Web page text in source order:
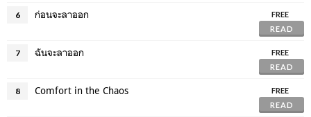
6 ก่อนจะลาออก
FREE
READ
7 ฉันจะลาออก
FREE
READ
8 Comfort in the Chaos
FREE
READ